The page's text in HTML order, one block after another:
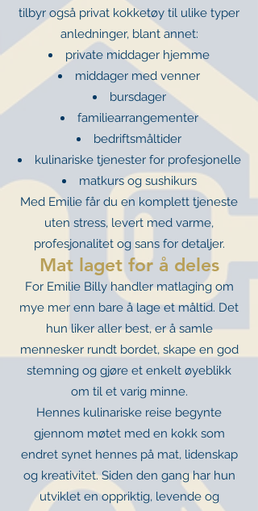
tilbyr også privat kokketøy til ulike typer
anledninger, blant annet:
private middager hjemme
middager med venner
bursdager
familiearrangementer
bedriftsmåltider
kulinariske tjenester for profesjonelle
matkurs og sushikurs
Med Emilie får du en komplett tjeneste
uten stress, levert med varme,
profesjonalitet og sans for detaljer.
Mat laget for å deles
For Emilie Billy handler matlaging om
mye mer enn bare å lage et måltid. Det
hun liker aller best, er å samle
mennesker rundt bordet, skape en god
stemning og gjøre et enkelt øyeblikk
om til et varig minne.
Hennes kulinariske reise begynte
gjennom møtet med en kokk som
endret synet hennes på mat, lidenskap
og kreativitet. Siden den gang har hun
utviklet en oppriktig, levende og